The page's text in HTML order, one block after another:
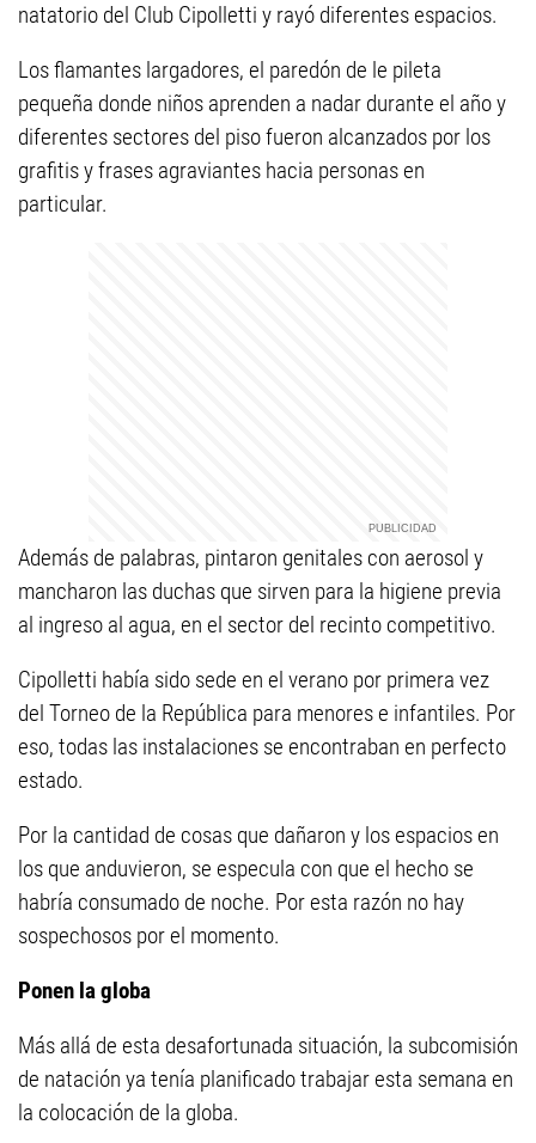
natatorio del Club Cipolletti y rayó diferentes espacios.
Los flamantes largadores, el paredón de le pileta
pequeña donde niños aprenden a nadar durante el año y
diferentes sectores del piso fueron alcanzados por los
grafitis y frases agraviantes hacia personas en
particular.
Además de palabras, pintaron genitales con aerosol y
mancharon las duchas que sirven para la higiene previa
al ingreso al agua, en el sector del recinto competitivo.
Cipolletti había sido sede en el verano por primera vez
del Torneo de la República para menores e infantiles. Por
eso, todas las instalaciones se encontraban en perfecto
estado.
Por la cantidad de cosas que dañaron y los espacios en
los que anduvieron, se especula con que el hecho se
habría consumado de noche. Por esta razón no hay
sospechosos por el momento.
Ponen la globa
Más allá de esta desafortunada situación, la subcomisión
de natación ya tenía planificado trabajar esta semana en
la colocación de la globa.